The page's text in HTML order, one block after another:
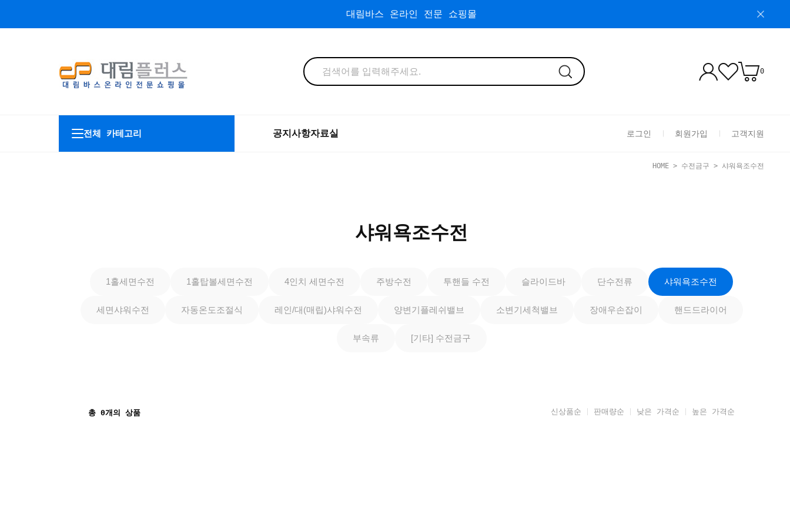
대림바스 온라인 전문 쇼핑몰
0
전체 카테고리 공지사항자료실 로그인 회원가입 고객지원
HOME > 수전금구 > 샤워욕조수전
샤워욕조수전
1홀세면수전 1홀탑볼세면수전 4인치 세면수전 주방수전 투핸들 수전 슬라이드바 단수전류 샤워욕조수전
세면샤워수전 자동온도조절식 레인/대(매립)샤워수전 양변기플레쉬밸브 소변기세척밸브 장애우손잡이 핸드드라이어
부속류 [기타] 수전금구
총 0개의 상품 신상품순 판매량순 낮은 가격순 높은 가격순